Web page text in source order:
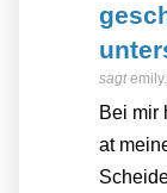
sagt
Bei mir
at